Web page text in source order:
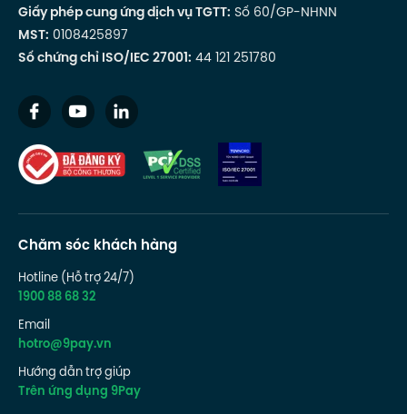
Giấy phép cung ứng dịch vụ TGTT: Số 60/GP-NHNN
MST: 0108425897
Số chứng chỉ ISO/IEC 27001: 44 121 251780
Chăm sóc khách hàng
Hotline (Hỗ trợ 24/7)
1900 88 68 32
Email
hotro@9pay.vn
Hướng dẫn trợ giúp
Trên ứng dụng 9Pay